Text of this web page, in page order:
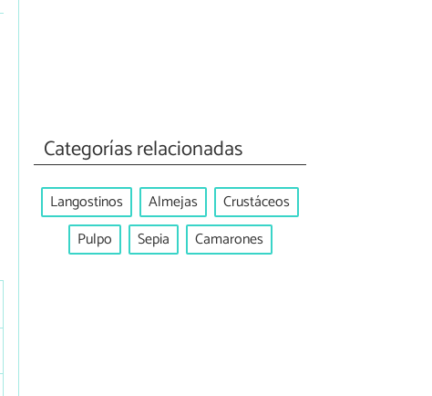
Categorías relacionadas
Langostinos Almejas
Crustáceos
Pulpo
Sepia Camarones